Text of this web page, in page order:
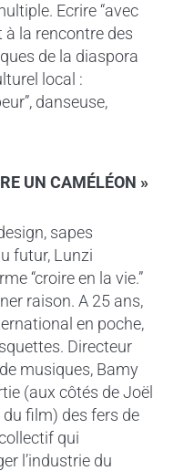
Ecrire “avec
à la rencontre des
de la diaspora
local :
danseuse,
UN CAMÉLÉON »
sapes
futur, Lunzi
“croire en la vie.”
raison. A 25 ans,
en poche,
Directeur
musiques, Bamy
(aux côtés de Joël
film) des fers de
qui
l’industrie du